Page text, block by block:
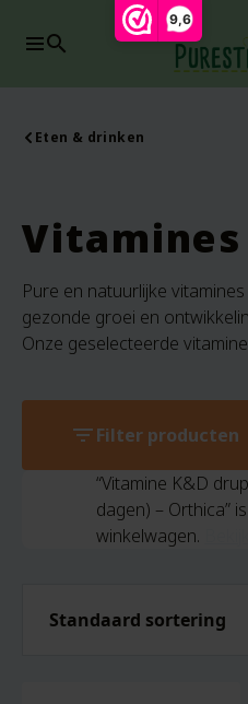
9,6
search
Eten & drinken
Vitamines
Pure en natuurlijke
gezonde groei en
Onze geselecteerde
filter_listFilter producten
“Vitamine K&D
dagen) – Orthica”
winkelwagen.